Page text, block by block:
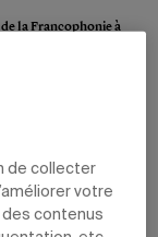
la Francophonie à
de collecter
votre
contenus